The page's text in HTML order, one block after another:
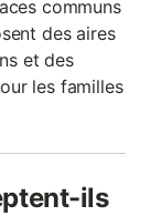
communs
des aires
et des
les familles
ils